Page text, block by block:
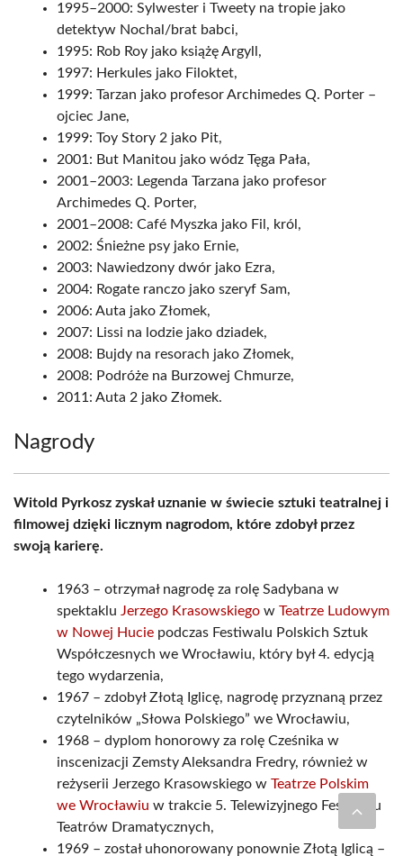
1995–2000: Sylwester i Tweety na tropie jako
detektyw Nochal/brat babci,
1995: Rob Roy jako książę Argyll,
1997: Herkules jako Filoktet,
1999: Tarzan jako profesor Archimedes Q. Porter –
ojciec Jane,
1999: Toy Story 2 jako Pit,
2001: But Manitou jako wódz Tęga Pała,
2001–2003: Legenda Tarzana jako profesor
Archimedes Q. Porter,
2001–2008: Café Myszka jako Fil, król,
2002: Śnieżne psy jako Ernie,
2003: Nawiedzony dwór jako Ezra,
2004: Rogate ranczo jako szeryf Sam,
2006: Auta jako Złomek,
2007: Lissi na lodzie jako dziadek,
2008: Bujdy na resorach jako Złomek,
2008: Podróże na Burzowej Chmurze,
2011: Auta 2 jako Złomek.
Nagrody
Witold Pyrkosz zyskał uznanie w świecie sztuki teatralnej i
filmowej dzięki licznym nagrodom, które zdobył przez
swoją karierę.
1963 – otrzymał nagrodę za rolę Sadybana w
spektaklu Jerzego Krasowskiego w Teatrze Ludowym
w Nowej Hucie podczas Festiwalu Polskich Sztuk
Współczesnych we Wrocławiu, który był 4. edycją
tego wydarzenia,
1967 – zdobył Złotą Iglicę, nagrodę przyznaną przez
czytelników „Słowa Polskiego” we Wrocławiu,
1968 – dyplom honorowy za rolę Cześnika w
inscenizacji Zemsty Aleksandra Fredry, również w
reżyserii Jerzego Krasowskiego w Teatrze Polskim
we Wrocławiu w trakcie 5. Telewizyjnego Festiwalu
Teatrów Dramatycznych,
1969 – został uhonorowany ponownie Złotą Iglicą –